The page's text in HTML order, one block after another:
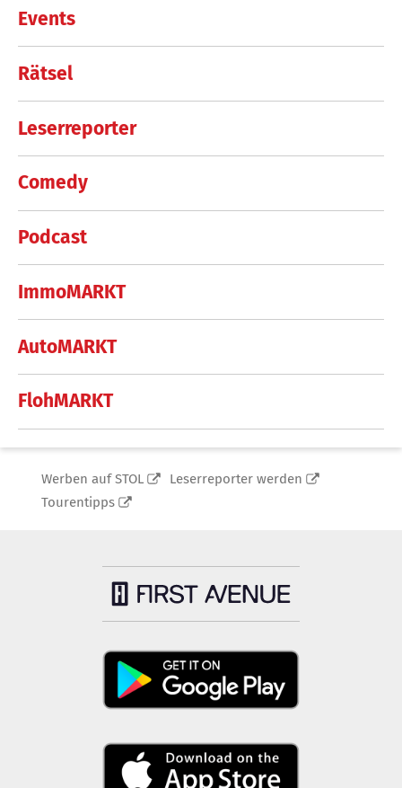
Events
Rätsel
Leserreporter
Comedy
Podcast
ImmoMARKT
AutoMARKT
FlohMARKT
Werben auf STOL
Leserreporter werden
Tourentipps